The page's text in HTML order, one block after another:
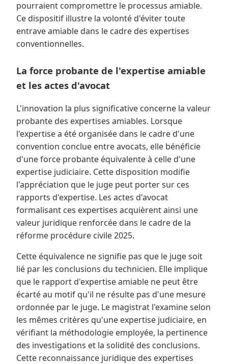
pourraient compromettre le processus amiable.
Ce dispositif illustre la volonté d'éviter toute
entrave amiable dans le cadre des expertises
conventionnelles.
La force probante de l'expertise amiable
et les actes d'avocat
L'innovation la plus significative concerne la valeur
probante des expertises amiables. Lorsque
l'expertise a été organisée dans le cadre d'une
convention conclue entre avocats, elle bénéficie
d'une force probante équivalente à celle d'une
expertise judiciaire. Cette disposition modifie
l'appréciation que le juge peut porter sur ces
rapports d'expertise. Les actes d'avocat
formalisant ces expertises acquièrent ainsi une
valeur juridique renforcée dans le cadre de la
réforme procédure civile 2025.
Cette équivalence ne signifie pas que le juge soit
lié par les conclusions du technicien. Elle implique
que le rapport d'expertise amiable ne peut être
écarté au motif qu'il ne résulte pas d'une mesure
ordonnée par le juge. Le magistrat l'examine selon
les mêmes critères qu'une expertise judiciaire, en
vérifiant la méthodologie employée, la pertinence
des investigations et la solidité des conclusions.
Cette reconnaissance juridique des expertises